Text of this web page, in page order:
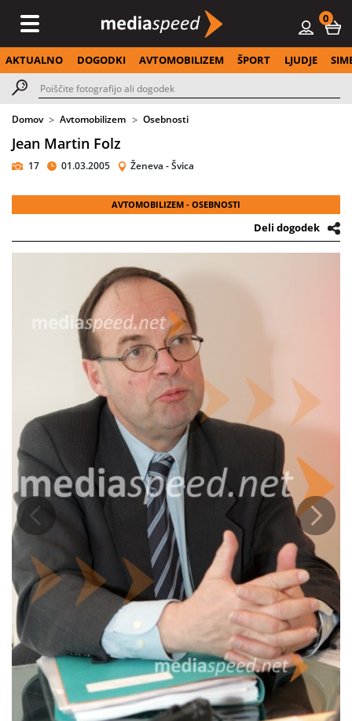
0
AKTUALNO DOGODKI AVTOMOBILIZEM ŠPORT LJUDJE
Domov Avtomobilizem Osebnosti
Jean Martin Folz
17 01.03.2005 Ženeva - Švica
AVTOMOBILIZEM - OSEBNOSTI
Deli dogodek
Prejšnja